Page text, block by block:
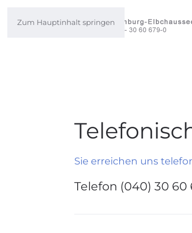
Zum Hauptinhalt springen
Sie erreichen uns
Telefon (040) 30 60